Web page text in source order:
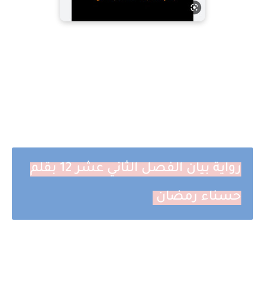
رواية بيان الفصل الثاني عشر 12 بقلم
حسناء رمضان